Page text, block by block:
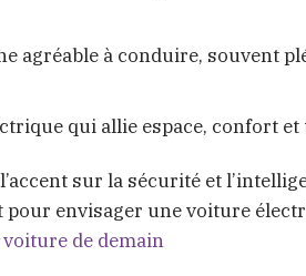
agréable à conduire, souvent
qui allie espace, confort
sur la sécurité et
pour envisager une voiture
de demain